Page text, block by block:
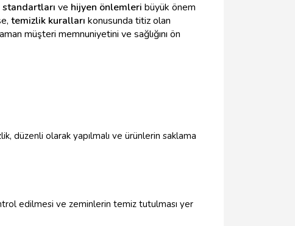
ve hijyen önlemleri büyük önem
temizlik kuralları konusunda titiz olan
müşteri memnuniyetini ve sağlığını ön
düzenli olarak yapılmalı ve ürünlerin saklama
edilmesi ve zeminlerin temiz tutulması yer